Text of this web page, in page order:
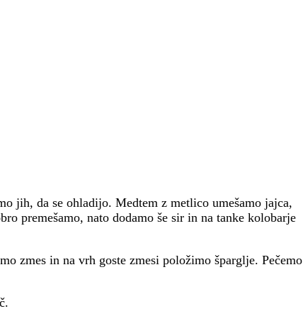
jih, da se ohladijo. Medtem z metlico umešamo jajca,
premešamo, nato dodamo še sir in na tanke kolobarje
zmes in na vrh goste zmesi položimo šparglje. Pečemo